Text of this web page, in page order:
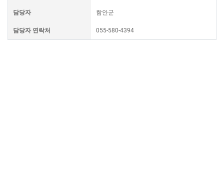
담당자 함안군
담당자 연락처 055-580-4394